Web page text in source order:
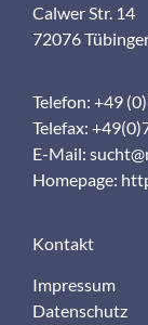
Calwer Str. 14
72076
Telefon: +49
Telefax:
E-Mail:
Homepage:
Kontakt
Impressum
Datenschutz